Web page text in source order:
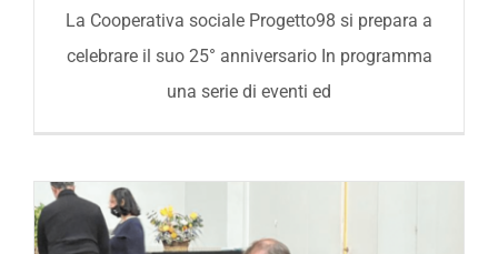
La Cooperativa sociale Progetto98 si prepara a
celebrare il suo 25° anniversario In programma
una serie di eventi ed